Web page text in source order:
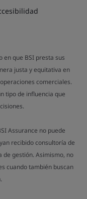
en que BSI presta sus
justa y equitativa en
comerciales.
tipo de influencia que
Assurance no puede
recibido consultoría de
de gestión. Asimismo, no
cuando también buscan